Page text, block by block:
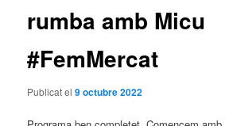
rumba amb Micu
#FemMercat
Publicat el9 octubre 2022